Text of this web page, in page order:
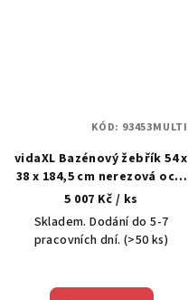
vidaXL Bazénový žebřík 54 x
38 x 184,5 cm nerezová ocel
304
5 007 Kč / ks
Skladem. Dodání do 5-7
pracovních dní.(>50 ks)
KÓD: 93453MULTI